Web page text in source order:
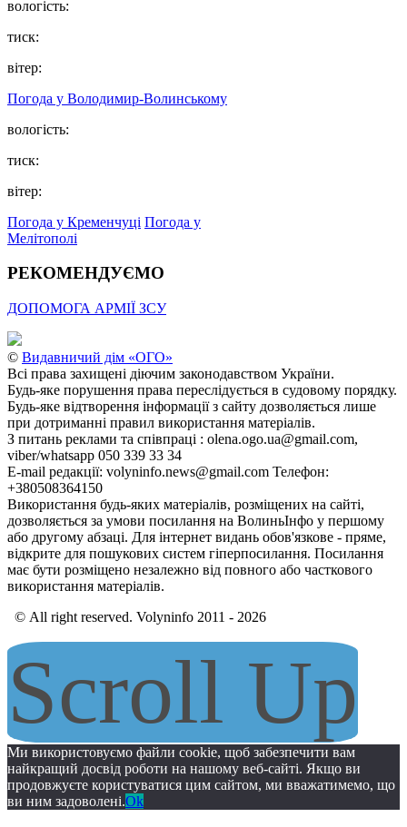
вологість:
тиск:
вітер:
Погода у Володимир-Волинському
вологість:
тиск:
вітер:
Погода у Кременчуці Погода у
Мелітополі
РЕКОМЕНДУЄМО
ДОПОМОГА АРМІЇ ЗСУ
© Видавничий дім «ОГО»
Всі права захищені діючим законодавством України.
Будь-яке порушення права переслідується в судовому порядку.
Будь-яке відтворення інформації з сайту дозволяється лише
при дотриманні правил використання матеріалів.
З питань реклами та співпраці : olena.ogo.ua@gmail.com,
viber/whatsapp 050 339 33 34
E-mail редакції: volyninfo.news@gmail.com Телефон:
+380508364150
Використання будь-яких матеріалів, розміщених на сайті,
дозволяється за умови посилання на ВолиньІнфо у першому
або другому абзаці. Для інтернет видань обов'язкове - пряме,
відкрите для пошукових систем гіперпосилання. Посилання
має бути розміщено незалежно від повного або часткового
використання матеріалів.
© All right reserved. Volyninfo 2011 - 2026
Scroll Up
Ми використовуємо файли cookie, щоб забезпечити вам
найкращий досвід роботи на нашому веб-сайті. Якщо ви
продовжуєте користуватися цим сайтом, ми вважатимемо, що
ви ним задоволені.Ok